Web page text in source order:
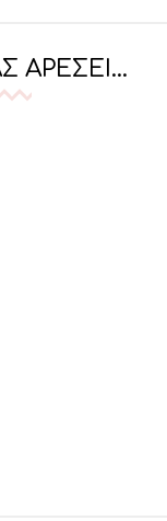
ΑΡΈΣΕΙ…